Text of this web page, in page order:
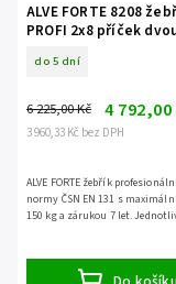
ALVE FORTE 8208
PROFI 2x8 příček
do 5 dní
3 960,33 Kč bez DPH
6 225,00 Kč 4 792,00
ALVE FORTE žebřík
normy ČSN EN 131 s
150 kg a zárukou 7 let.